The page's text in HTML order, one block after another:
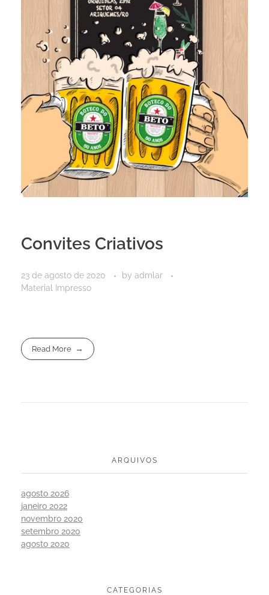
Convites Criativos
23 de agosto de 2020 by admlar
Material Impresso
Read More
ARQUIVOS
agosto 2026
janeiro 2022
novembro 2020
setembro 2020
agosto 2020
CATEGORIAS